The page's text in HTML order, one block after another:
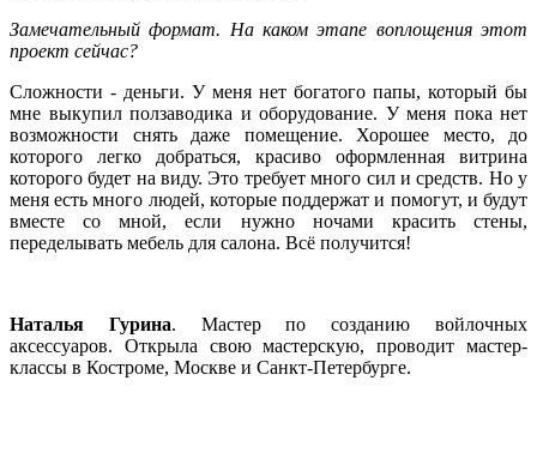
Замечательный формат. На каком этапе воплощения этот
проект сейчас?
Сложности - деньги. У меня нет богатого папы, который бы
мне выкупил ползаводика и оборудование. У меня пока нет
возможности снять даже помещение. Хорошее место, до
которого легко добраться, красиво оформленная витрина
которого будет на виду. Это требует много сил и средств. Но у
меня есть много людей, которые поддержат и помогут, и будут
вместе со мной, если нужно ночами красить стены,
переделывать мебель для салона. Всё получится!
Наталья Гурина. Мастер по созданию войлочных
аксессуаров. Открыла свою мастерскую, проводит мастер-
классы в Костроме, Москве и Санкт-Петербурге.